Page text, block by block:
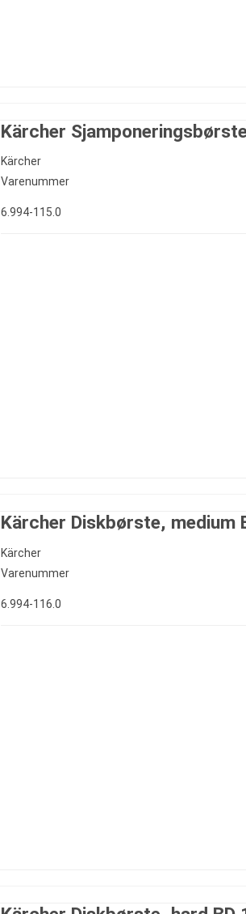
Kärcher
Kärcher
Varenummer
6.994-115.0
Kärcher Diskbørste, medium
Kärcher
Varenummer
6.994-116.0